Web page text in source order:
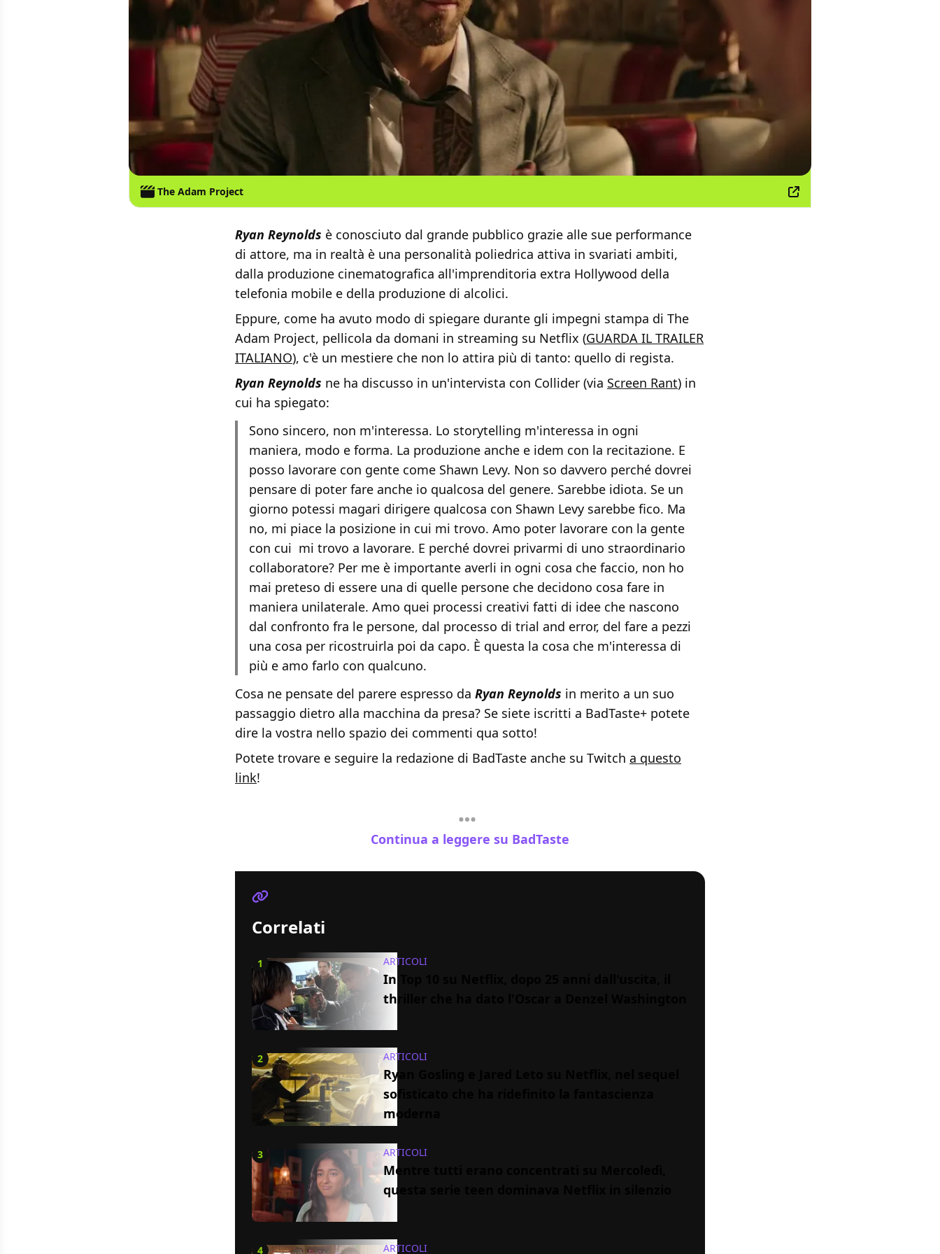
The Adam Project
Ryan Reynolds è conosciuto dal grande pubblico grazie alle sue performance
di attore, ma in realtà è una personalità poliedrica attiva in svariati ambiti,
dalla produzione cinematografica all'imprenditoria extra Hollywood della
telefonia mobile e della produzione di alcolici.
Eppure, come ha avuto modo di spiegare durante gli impegni stampa di The
Adam Project, pellicola da domani in streaming su Netflix (GUARDA IL TRAILER
ITALIANO), c'è un mestiere che non lo attira più di tanto: quello di regista.
Ryan Reynolds ne ha discusso in un'intervista con Collider (via Screen Rant) in
cui ha spiegato:
Sono sincero, non m'interessa. Lo storytelling m'interessa in ogni
maniera, modo e forma. La produzione anche e idem con la recitazione. E
posso lavorare con gente come Shawn Levy. Non so davvero perché dovrei
pensare di poter fare anche io qualcosa del genere. Sarebbe idiota. Se un
giorno potessi magari dirigere qualcosa con Shawn Levy sarebbe fico. Ma
no, mi piace la posizione in cui mi trovo. Amo poter lavorare con la gente
con cui mi trovo a lavorare. E perché dovrei privarmi di uno straordinario
collaboratore? Per me è importante averli in ogni cosa che faccio, non ho
mai preteso di essere una di quelle persone che decidono cosa fare in
maniera unilaterale. Amo quei processi creativi fatti di idee che nascono
dal confronto fra le persone, dal processo di trial and error, del fare a pezzi
una cosa per ricostruirla poi da capo. È questa la cosa che m'interessa di
più e amo farlo con qualcuno.
Cosa ne pensate del parere espresso da Ryan Reynolds in merito a un suo
passaggio dietro alla macchina da presa? Se siete iscritti a BadTaste+ potete
dire la vostra nello spazio dei commenti qua sotto!
Potete trovare e seguire la redazione di BadTaste anche su Twitch a questo
link!
Continua a leggere su BadTaste
Correlati
1 ARTICOLI
In Top 10 su Netflix, dopo 25 anni dall'uscita, il
thriller che ha dato l'Oscar a Denzel Washington
2 ARTICOLI
Ryan Gosling e Jared Leto su Netflix, nel sequel
sofisticato che ha ridefinito la fantascienza
moderna
3 ARTICOLI
Mentre tutti erano concentrati su Mercoledì,
questa serie teen dominava Netflix in silenzio
4 ARTICOLI